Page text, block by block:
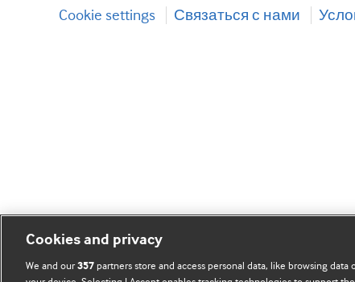
Cookie settings Связаться с нами
Cookies and privacy
We and our357 partners store and access personal data, like browsing